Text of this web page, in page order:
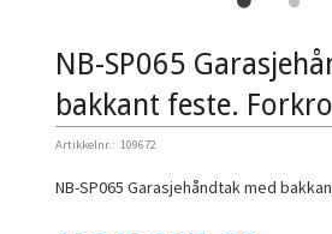
NB-SP065
bakkant feste.
Artikkelnr.: 109672
NB-SP065 Garasjehåndtak med